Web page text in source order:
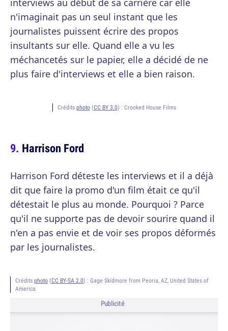
interviews au début de sa carrière car elle
n'imaginait pas un seul instant que les
journalistes puissent écrire des propos
insultants sur elle. Quand elle a vu les
méchancetés sur le papier, elle a décidé de ne
plus faire d'interviews et elle a bien raison.
Crédits photo(CC BY 3.0) : Crooked House Films
Harrison Ford
Harrison Ford déteste les interviews et il a déjà
dit que faire la promo d'un film était ce qu'il
détestait le plus au monde. Pourquoi ? Parce
qu'il ne supporte pas de devoir sourire quand il
n'en a pas envie et de voir ses propos déformés
par les journalistes.
Crédits photo (CC BY-SA 2.0) : Gage Skidmore from Peoria, AZ, United States of
America
Publicité